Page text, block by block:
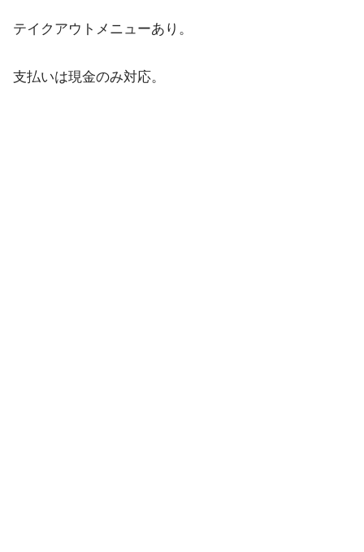
テイクアウトメニューあり。
支払いは現金のみ対応。